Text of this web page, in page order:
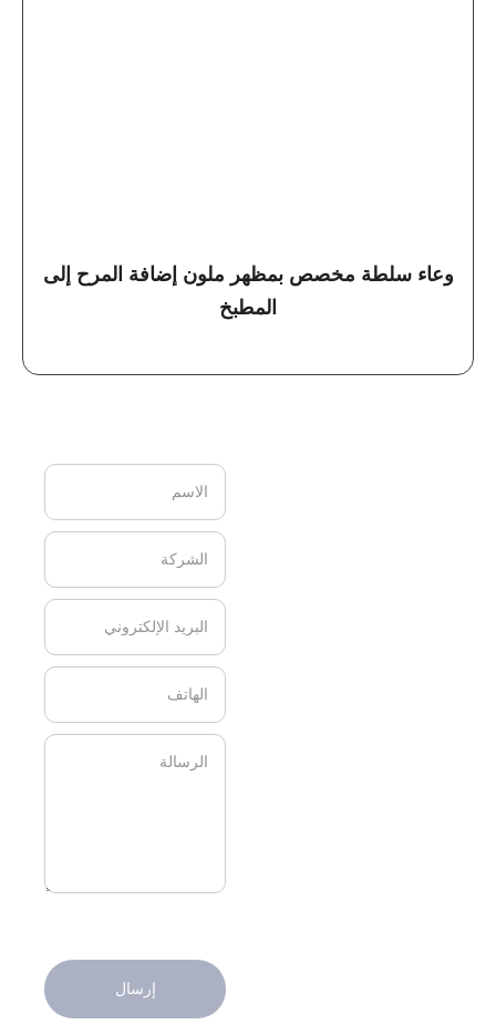
وعاء سلطة مخصص بمظهر ملون إضافة المرح إلى
المطبخ
إرسال